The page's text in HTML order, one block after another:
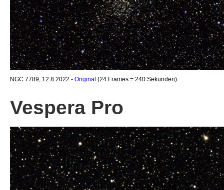
NGC 7789, 12.8.2022 - Original (24 Frames = 240 Sekunden)
Vespera Pro